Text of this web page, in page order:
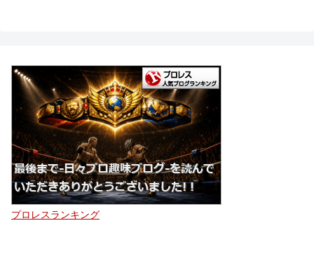
プロレスランキング